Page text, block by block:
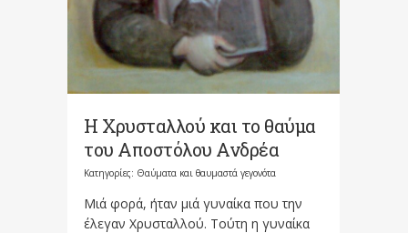
Η Χρυσταλλού και το θαύμα
του Αποστόλου Ανδρέα
Κατηγορίες: Θαύματα και θαυμαστά γεγονότα
Μιά φορά, ήταν μιά γυναίκα που την
έλεγαν Χρυσταλλού. Τούτη η γυναίκα